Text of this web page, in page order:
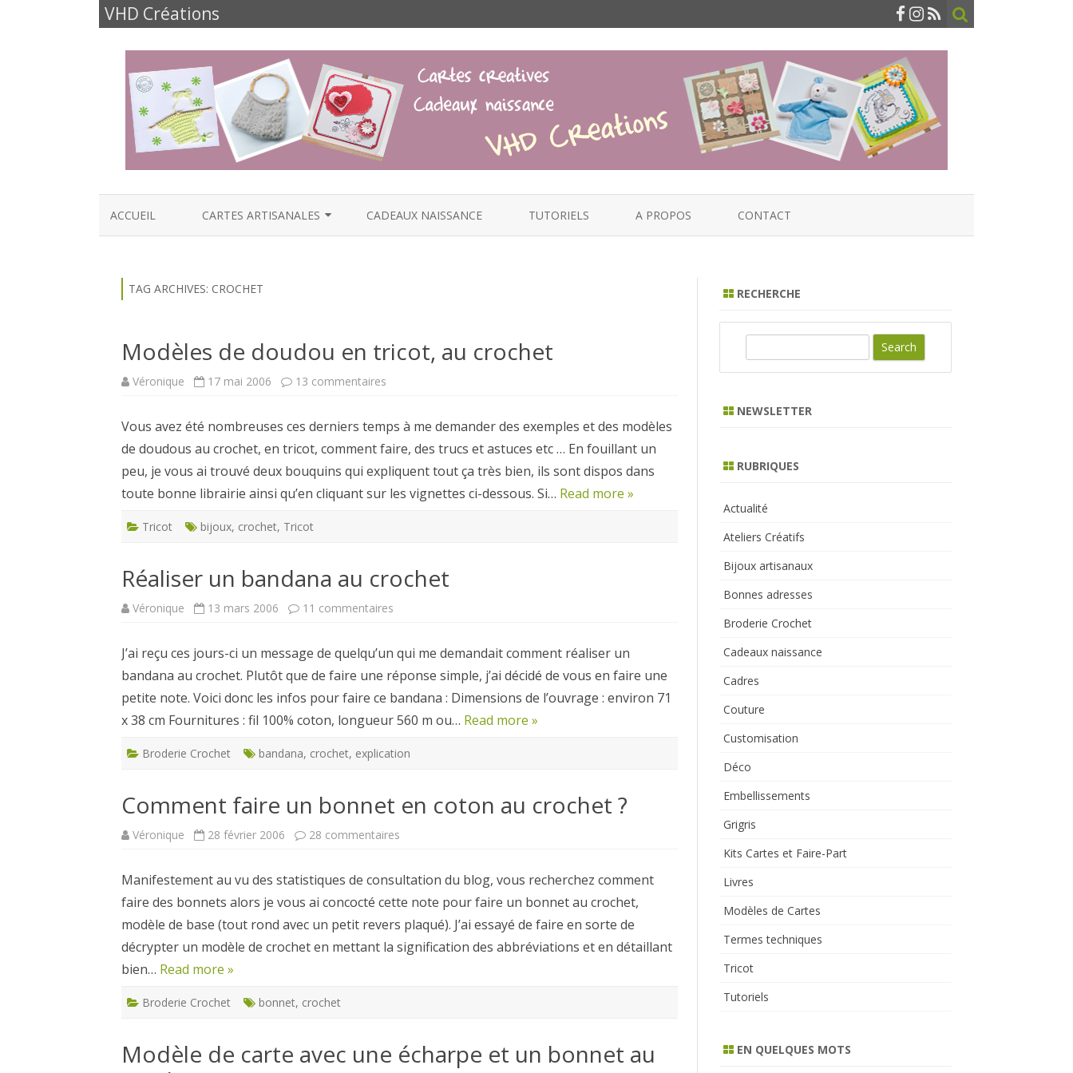
VHD Créations
to
ACCUEIL CARTES ARTISANALES
CARTES ANNIVERSAIRES
CARTES AMOUR
CARTES NOËL ET VOEUX
CADEAUX NAISSANCE TUTORIELS A PROPOS CONTACT
TAG ARCHIVES: CROCHET
Modèles de doudou en tricot, au crochet
Véronique 17 mai 2006 13 commentaires
en
tricot,
au
crochet
Vous avez été nombreuses ces derniers temps à me demander des exemples et des modèles
de doudous au crochet, en tricot, comment faire, des trucs et astuces etc … En fouillant un
peu, je vous ai trouvé deux bouquins qui expliquent tout ça très bien, ils sont dispos dans
toute bonne librairie ainsi qu’en cliquant sur les vignettes ci-dessous. Si… Read more »
Tricot bijoux, crochet, Tricot
Réaliser un bandana au crochet
Véronique 13 mars 2006 11 commentaires
au
crochet
J’ai reçu ces jours-ci un message de quelqu’un qui me demandait comment réaliser un
bandana au crochet. Plutôt que de faire une réponse simple, j’ai décidé de vous en faire une
petite note. Voici donc les infos pour faire ce bandana : Dimensions de l’ouvrage : environ 71
x 38 cm Fournitures : fil 100% coton, longueur 560 m ou… Read more »
Broderie Crochet bandana, crochet, explication
Comment faire un bonnet en coton au crochet ?
Véronique 28 février 2006 28 commentaires
bonnet
en
coton
au
crochet
?
Manifestement au vu des statistiques de consultation du blog, vous recherchez comment
faire des bonnets alors je vous ai concocté cette note pour faire un bonnet au crochet,
modèle de base (tout rond avec un petit revers plaqué). J’ai essayé de faire en sorte de
décrypter un modèle de crochet en mettant la signification des abbréviations et en détaillant
bien… Read more »
Broderie Crochet bonnet, crochet
Modèle de carte avec une écharpe et un bonnet au
RECHERCHE
c
NEWSLETTER
RUBRIQUES
Actualité
Ateliers Créatifs
Bijoux artisanaux
Bonnes adresses
Broderie Crochet
Cadeaux naissance
Cadres
Couture
Customisation
Déco
Embellissements
Grigris
Kits Cartes et Faire-Part
Livres
Modèles de Cartes
Termes techniques
Tricot
Tutoriels
EN QUELQUES MOTS